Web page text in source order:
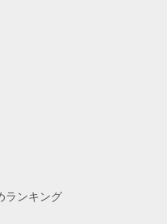
ランキング